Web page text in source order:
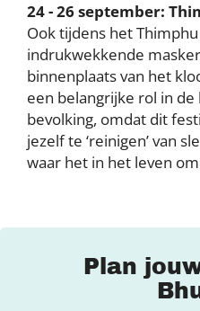
24 - 26 september:
Ook tijdens het
indrukwekkende
binnenplaats van het
een belangrijke rol in de
bevolking, omdat dit
jezelf te ‘reinigen’ van
waar het in het leven
Plan